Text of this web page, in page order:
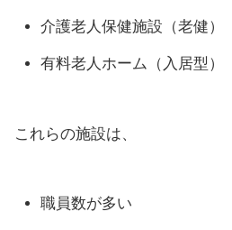
介護老人保健施設（老健）
有料老人ホーム（入居型）
これらの施設は、
職員数が多い